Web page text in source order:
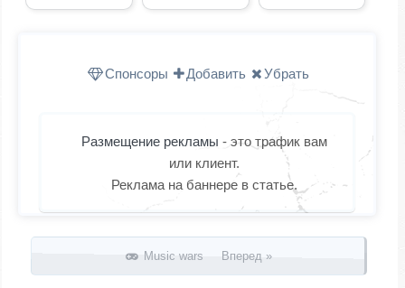
Спонсоры Добавить Убрать
Размещение рекламы - это трафик вам
или клиент.
Реклама на баннере в статье.
Запись навигация
Music wars Вперед »